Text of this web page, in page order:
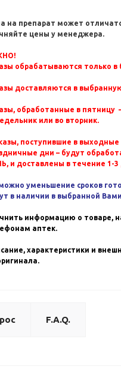
на препарат может
цены у менеджера.
обрабатываются только в
доставляются в
обработанные в пятницу
или во вторник.
поступившие в выходные
дни – будут
и доставлены в течение 1-3
уменьшение сроков
в наличии в выбранной
информацию о товаре,
аптек.
характеристики и
F.A.Q.